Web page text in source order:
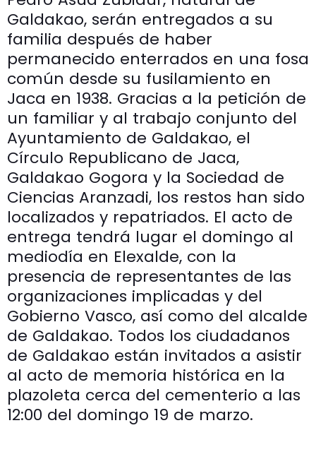
Galdakao, serán entregados a su
familia después de haber
permanecido enterrados en una fosa
común desde su fusilamiento en
Jaca en 1938. Gracias a la petición de
un familiar y al trabajo conjunto del
Ayuntamiento de Galdakao, el
Círculo Republicano de Jaca,
Galdakao Gogora y la Sociedad de
Ciencias Aranzadi, los restos han sido
localizados y repatriados. El acto de
entrega tendrá lugar el domingo al
mediodía en Elexalde, con la
presencia de representantes de las
organizaciones implicadas y del
Gobierno Vasco, así como del alcalde
de Galdakao. Todos los ciudadanos
de Galdakao están invitados a asistir
al acto de memoria histórica en la
plazoleta cerca del cementerio a las
12:00 del domingo 19 de marzo.